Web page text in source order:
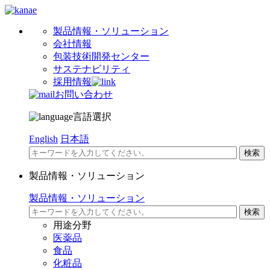
製品情報・ソリューション
会社情報
包装技術開発センター
サステナビリティ
採用情報
お問い合わせ
言語選択
English 日本語
製品情報・ソリューション
製品情報・ソリューション
用途分野
医薬品
食品
化粧品